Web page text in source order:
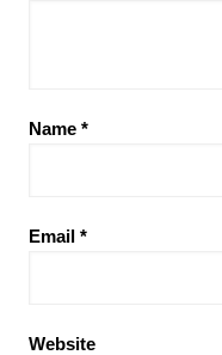
Name *
Email *
Website